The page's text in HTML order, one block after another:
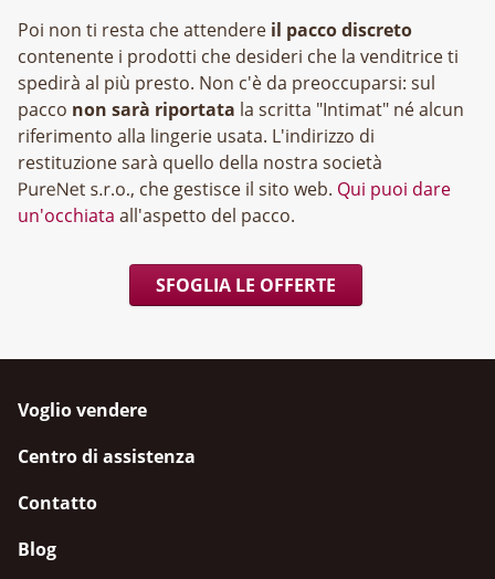
Poi non ti resta che attendere il pacco discreto
contenente i prodotti che desideri che la venditrice ti
spedirà al più presto. Non c'è da preoccuparsi: sul
pacco non sarà riportata la scritta "Intimat" né alcun
riferimento alla lingerie usata. L'indirizzo di
restituzione sarà quello della nostra società
, che gestisce il sito web. Qui puoi dare
un'occhiata all'aspetto del pacco.
SFOGLIA LE OFFERTE
Voglio vendere
Centro di assistenza
Contatto
Blog